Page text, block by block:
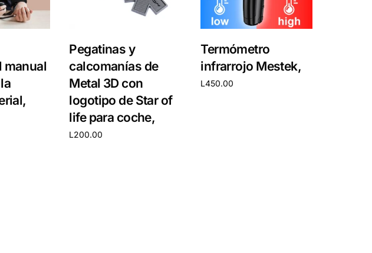
manual
Pegatinas y
calcomanías de
Metal 3D con
logotipo de Star of
life para coche,
L200.00
Termómetro
infrarrojo Mestek,
L450.00